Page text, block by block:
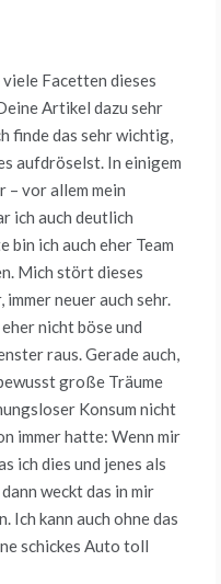
Facetten dieses
Artikel dazu sehr
finde das sehr wichtig,
aufdröselst. In einigem
– vor allem mein
ich auch deutlich
bin ich auch eher Team
Mich stört dieses
neuer auch sehr.
nicht böse und
raus. Gerade auch,
große Träume
Konsum nicht
immer hatte: Wenn mir
ich dies und jenes als
weckt das in mir
Ich kann auch ohne das
schickes Auto toll